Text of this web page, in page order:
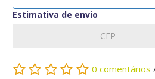
Estimativa de envio
0 comentários